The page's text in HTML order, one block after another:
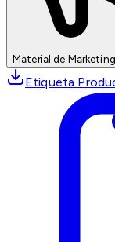
Material de Marketing
Etiqueta